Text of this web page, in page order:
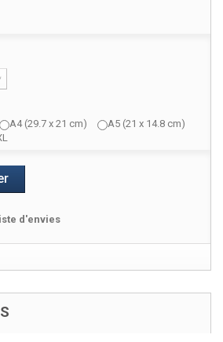
A4 (29.7 x 21 cm)
A5 (21 x 14.8 cm)
d'envies